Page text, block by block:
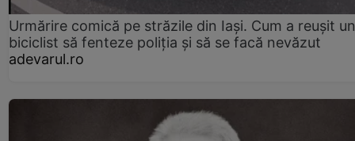
Urmărire comică pe străzile din Iași. Cum a reușit un
biciclist să fenteze poliția și să se facă nevăzut
adevarul.ro